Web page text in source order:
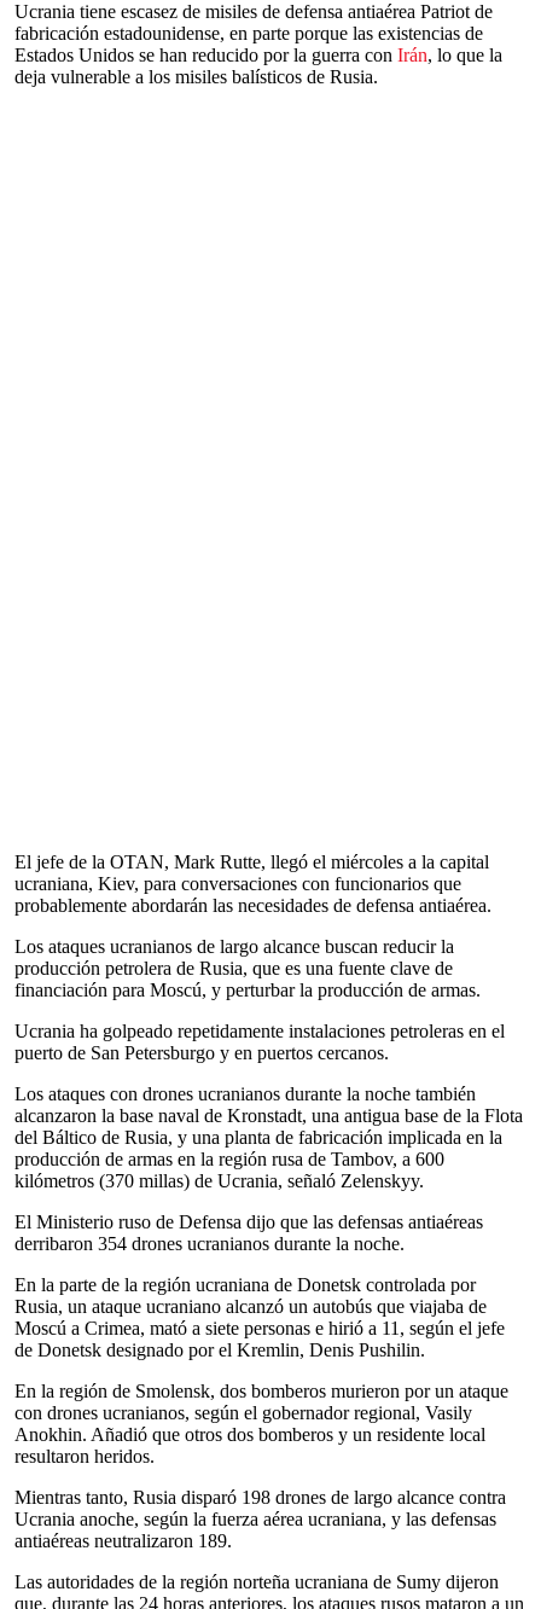
Ucrania tiene escasez de misiles de defensa antiaérea Patriot de
fabricación estadounidense, en parte porque las existencias de
Estados Unidos se han reducido por la guerra con Irán, lo que la
deja vulnerable a los misiles balísticos de Rusia.
El jefe de la OTAN, Mark Rutte, llegó el miércoles a la capital
ucraniana, Kiev, para conversaciones con funcionarios que
probablemente abordarán las necesidades de defensa antiaérea.
Los ataques ucranianos de largo alcance buscan reducir la
producción petrolera de Rusia, que es una fuente clave de
financiación para Moscú, y perturbar la producción de armas.
Ucrania ha golpeado repetidamente instalaciones petroleras en el
puerto de San Petersburgo y en puertos cercanos.
Los ataques con drones ucranianos durante la noche también
alcanzaron la base naval de Kronstadt, una antigua base de la Flota
del Báltico de Rusia, y una planta de fabricación implicada en la
producción de armas en la región rusa de Tambov, a 600
kilómetros (370 millas) de Ucrania, señaló Zelenskyy.
El Ministerio ruso de Defensa dijo que las defensas antiaéreas
derribaron 354 drones ucranianos durante la noche.
En la parte de la región ucraniana de Donetsk controlada por
Rusia, un ataque ucraniano alcanzó un autobús que viajaba de
Moscú a Crimea, mató a siete personas e hirió a 11, según el jefe
de Donetsk designado por el Kremlin, Denis Pushilin.
En la región de Smolensk, dos bomberos murieron por un ataque
con drones ucranianos, según el gobernador regional, Vasily
Anokhin. Añadió que otros dos bomberos y un residente local
resultaron heridos.
Mientras tanto, Rusia disparó 198 drones de largo alcance contra
Ucrania anoche, según la fuerza aérea ucraniana, y las defensas
antiaéreas neutralizaron 189.
Las autoridades de la región norteña ucraniana de Sumy dijeron
que, durante las 24 horas anteriores, los ataques rusos mataron a un